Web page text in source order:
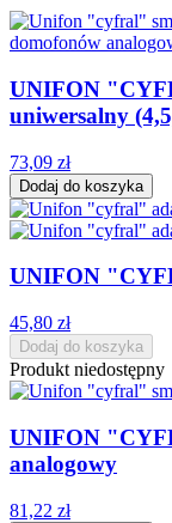
UNIFON
uniwersalny
73,09 zł
Dodaj do koszyka
UNIFON
45,80 zł
Dodaj do koszyka
Produkt niedostępny
UNIFON
analogowy
81,22 zł